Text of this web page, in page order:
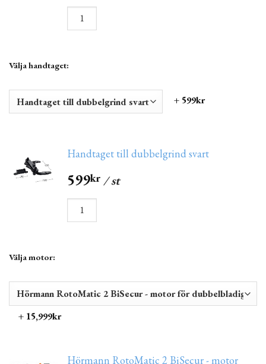
Välja handtaget:
+ 599kr
Handtaget till dubbelgrind svart
599kr / st
Välja motor:
+ 15,999kr
Hörmann RotoMatic 2 BiSecur - motor